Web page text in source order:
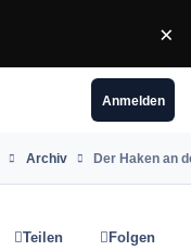
×
Anmelden
Archiv Der Haken an
Teilen Folgen